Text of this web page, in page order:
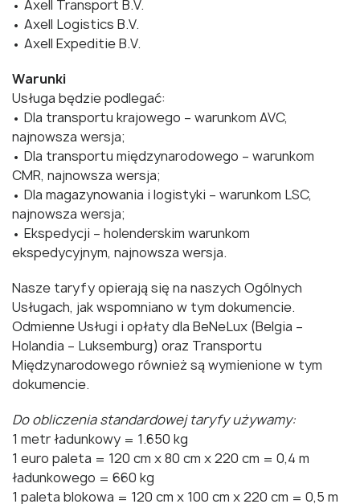
• Axell Transport B.V.
• Axell Logistics B.V.
• Axell Expeditie B.V.
Warunki
Usługa będzie podlegać:
• Dla transportu krajowego – warunkom AVC,
najnowsza wersja;
• Dla transportu międzynarodowego – warunkom
CMR, najnowsza wersja;
• Dla magazynowania i logistyki – warunkom LSC,
najnowsza wersja;
• Ekspedycji – holenderskim warunkom
ekspedycyjnym, najnowsza wersja.
Nasze taryfy opierają się na naszych Ogólnych
Usługach, jak wspomniano w tym dokumencie.
Odmienne Usługi i opłaty dla BeNeLux (Belgia –
Holandia – Luksemburg) oraz Transportu
Międzynarodowego również są wymienione w tym
dokumencie.
Do obliczenia standardowej taryfy używamy:
1 metr ładunkowy = 1.650 kg
1 euro paleta = 120 cm x 80 cm x 220 cm = 0,4 m
ładunkowego = 660 kg
1 paleta blokowa = 120 cm x 100 cm x 220 cm = 0,5 m